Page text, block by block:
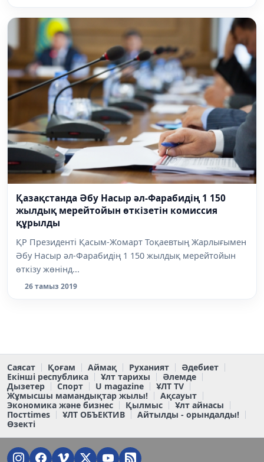
Қазақстанда Әбу Насыр әл-Фарабидің 1 150
жылдық мерейтойын өткізетін комиссия
құрылды
ҚР Президенті Қасым-Жомарт Тоқаевтың Жарлығымен
Әбу Насыр әл-Фарабидің 1 150 жылдық мерейтойын
өткізу жөнінд...
26 тамыз 2019
Саясат Қоғам Аймақ Руханият
Әдебиет
Екінші республика
Ұлт тарихы
Әлемде
Дызетер
Спорт U magazine
ҰЛТ TV
Жұмысшы мамандықтар жылы!
Ақсауыт
Экономика және бизнес
Қылмыс
Ұлт айнасы
Постtimes
ҰЛТ ОБЪЕКТИВ
Айтылды - орындалды!
Өзекті